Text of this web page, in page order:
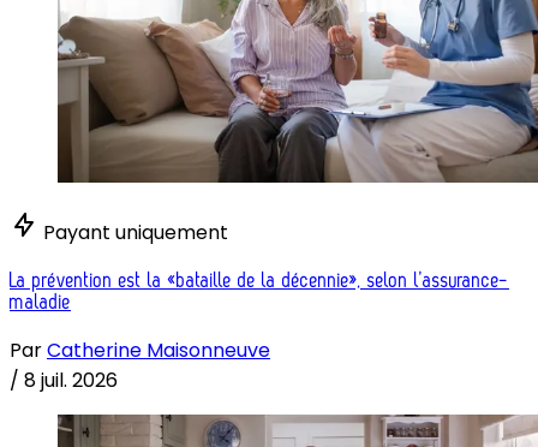
Payant uniquement
La prévention est la «bataille de la décennie», selon l’assurance-
maladie
ParCatherine Maisonneuve
/ 8 juil. 2026